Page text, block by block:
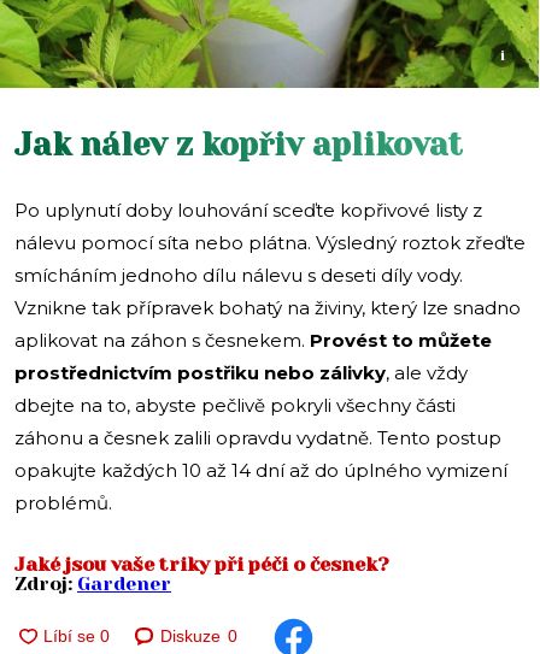
i
Jak nálev z kopřiv aplikovat
Po uplynutí doby louhování sceďte kopřivové listy z
nálevu pomocí síta nebo plátna. Výsledný roztok zřeďte
smícháním jednoho dílu nálevu s deseti díly vody.
Vznikne tak přípravek bohatý na živiny, který lze snadno
aplikovat na záhon s česnekem. Provést to můžete
prostřednictvím postřiku nebo zálivky, ale vždy
dbejte na to, abyste pečlivě pokryli všechny části
záhonu a česnek zalili opravdu vydatně. Tento postup
opakujte každých 10 až 14 dní až do úplného vymizení
problémů.
Jaké jsou vaše triky při péči o česnek?
Zdroj: Gardener
Diskuze 0